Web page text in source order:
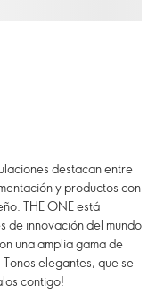
destacan entre
y productos con
THE ONE está
de innovación del mundo
una amplia gama de
elegantes, que se
contigo!